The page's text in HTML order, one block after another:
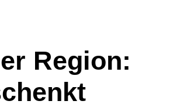
Region: